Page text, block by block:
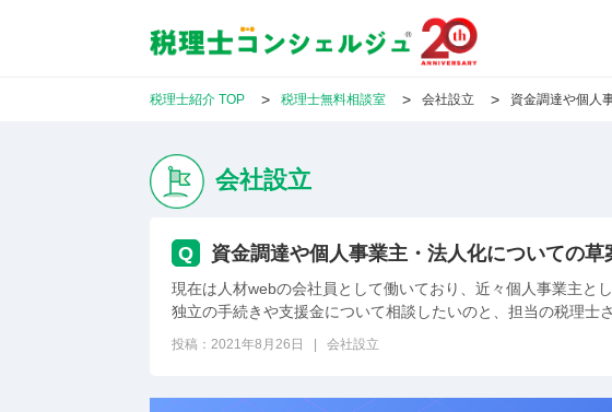
税理士紹介 TOP 税理士無料相談室 会社設立 資金調達や個人
会社設立
Q 資金調達や個人事業主・法人化についての草
現在は人材webの会社員として働いており、近々個人事業主と
独立の手続きや支援金について相談したいのと、担当の税理士
投稿：2021年8月26日 | 会社設立